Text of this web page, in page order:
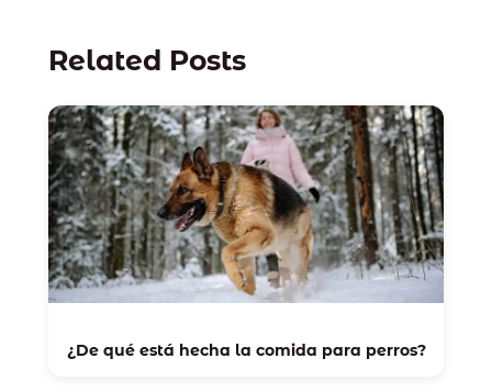
Related Posts
¿De qué está hecha la comida para perros?